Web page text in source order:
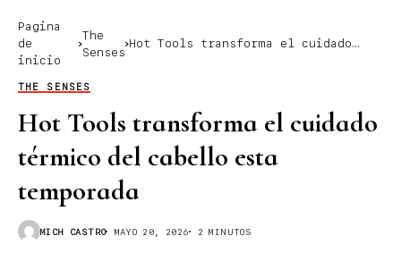
Pagina
de
inicio
The
Senses
Hot Tools transforma el cuidado
THE SENSES
Hot Tools transforma el cuidado
térmico del cabello esta
temporada
MICH CASTRO MAYO 20, 2026 2 MINUTOS